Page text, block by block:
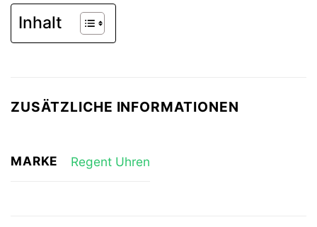
Inhalt
ZUSÄTZLICHE INFORMATIONEN
MARKE Regent Uhren